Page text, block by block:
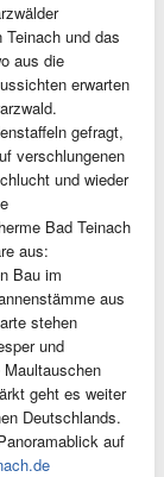
Teinach und das
aus die
erwarten
gefragt,
verschlungenen
und wieder
Bad Teinach
aus:
Bau im
aus
stehen
und
geht es weiter
Deutschlands.
auf